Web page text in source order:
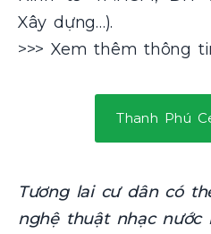
Xây dựng…).
>>> Xem thêm thông
Thanh Phú
Tương lai cư dân có
nghệ thuật nhạc nước